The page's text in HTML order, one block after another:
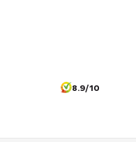
8.9/10